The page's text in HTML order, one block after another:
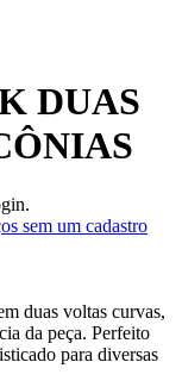
DUAS
sem um cadastro
duas voltas curvas,
da peça. Perfeito
para diversas